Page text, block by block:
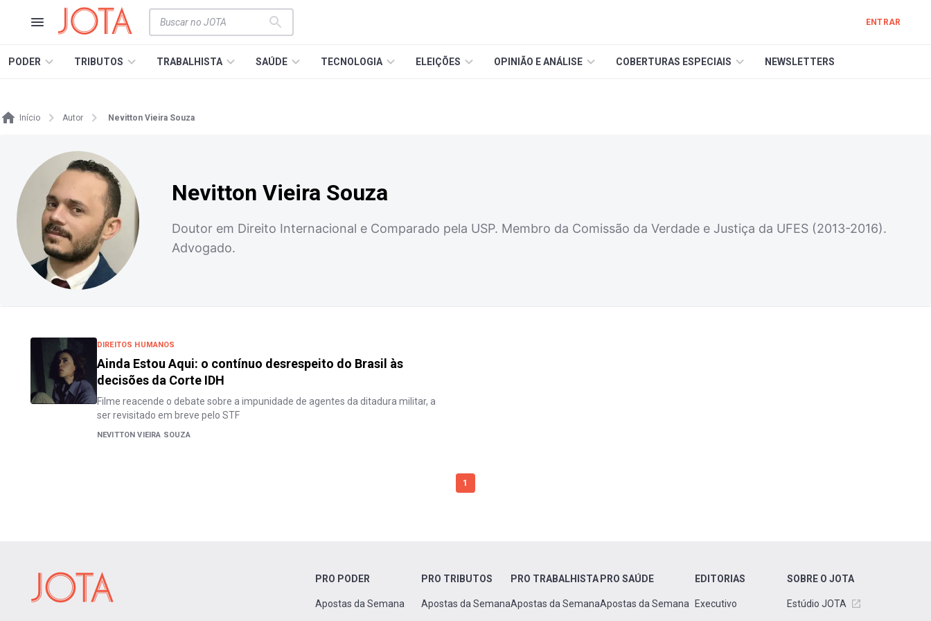
ENTRAR
PODER TRIBUTOS TRABALHISTA SAÚDE TECNOLOGIA ELEIÇÕES OPINIÃO E ANÁLISE COBERTURAS ESPECIAIS NEWSLETTERS
Início Autor Nevitton Vieira Souza
Nevitton Vieira Souza
Doutor em Direito Internacional e Comparado pela USP. Membro da Comissão da Verdade e Justiça da UFES (2013-2016).
Advogado.
DIREITOS HUMANOS
Ainda Estou Aqui: o contínuo desrespeito do Brasil às
decisões da Corte IDH
Filme reacende o debate sobre a impunidade de agentes da ditadura militar, a
ser revisitado em breve pelo STF
NEVITTON VIEIRA SOUZA
1
PRO PODER
Apostas da Semana
PRO TRIBUTOS
Apostas da Semana
PRO TRABALHISTA
Apostas da Semana
PRO SAÚDE
Apostas da Semana
EDITORIAS
Executivo
SOBRE O JOTA
Estúdio JOTA